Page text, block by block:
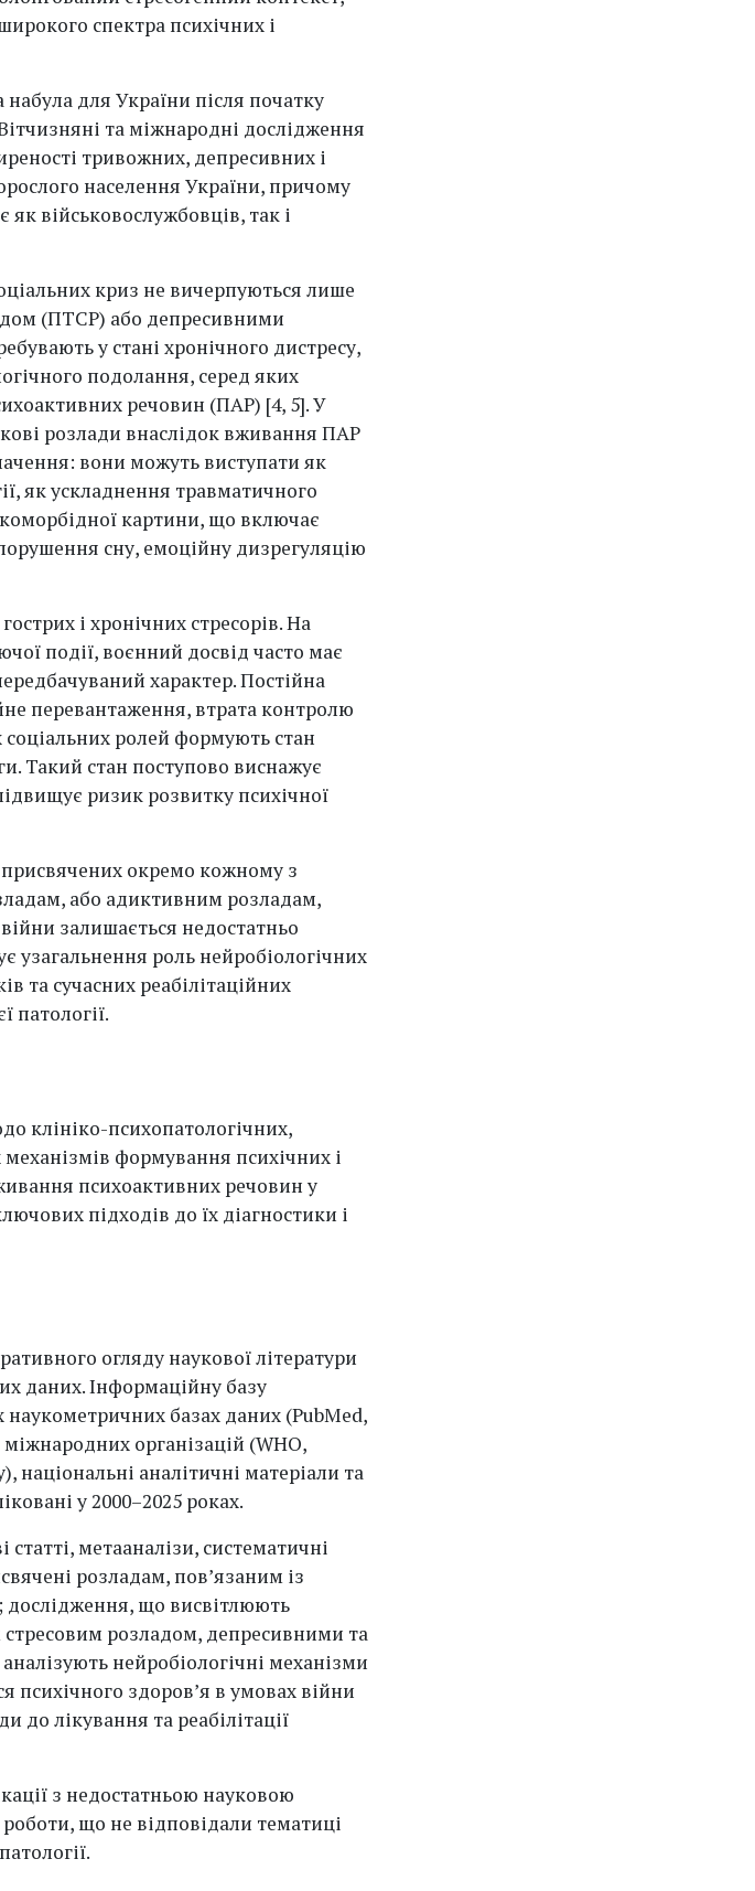
спектра психічних і
для України після початку
та міжнародні дослідження
тривожних, депресивних і
населення України, причому
військовослужбовців, так і
криз не вичерпуються лише
(ПТСР) або депресивними
у стані хронічного дистресу,
подолання, серед яких
речовин (ПАР) [4, 5]. У
розлади внаслідок вживання ПАР
вони можуть виступати як
як ускладнення травматичного
картини, що включає
сну, емоційну дизрегуляцію
і хронічних стресорів. На
події, воєнний досвід часто має
характер. Постійна
перевантаження, втрата контролю
ролей формують стан
Такий стан поступово виснажує
ризик розвитку психічної
окремо кожному з
або адиктивним розладам,
залишається недостатньо
узагальнення роль нейробіологічних
та сучасних реабілітаційних
патології.
клініко-психопатологічних,
формування психічних і
психоактивних речовин у
підходів до їх діагностики і
огляду наукової літератури
даних. Інформаційну базу
наукометричних базах даних (PubMed,
організацій (WHO,
національні аналітичні матеріали та
у 2000–2025 роках.
метааналізи, систематичні
розладам, пов’язаним із
що висвітлюють
розладом, депресивними та
нейробіологічні механізми
психічного здоров’я в умовах війни
до лікування та реабілітації
з недостатньою науковою
що не відповідали тематиці